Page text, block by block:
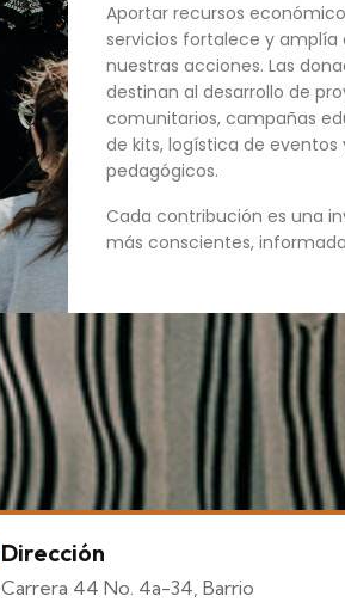
Aportar recursos
servicios fortalece y amplía
nuestras acciones. Las
destinan al desarrollo de
comunitarios, campañas
de kits, logística de eventos
pedagógicos.
Cada contribución es una
más conscientes,
Dirección
Carrera 44 No. 4a-34, Barrio